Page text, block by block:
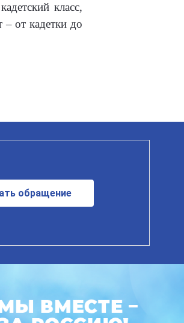
класс,
– от кадетки до
обращение